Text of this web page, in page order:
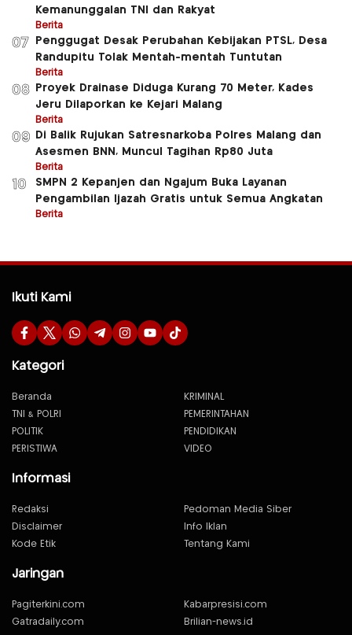
Kemanunggalan TNI dan Rakyat
Berita
07
Penggugat Desak Perubahan Kebijakan PTSL, Desa
Randupitu Tolak Mentah-mentah Tuntutan
Berita
08
Proyek Drainase Diduga Kurang 70 Meter, Kades
Jeru Dilaporkan ke Kejari Malang
Berita
09
Di Balik Rujukan Satresnarkoba Polres Malang dan
Asesmen BNN, Muncul Tagihan Rp80 Juta
Berita
10
SMPN 2 Kepanjen dan Ngajum Buka Layanan
Pengambilan Ijazah Gratis untuk Semua Angkatan
Berita
Ikuti Kami
Kategori
Beranda
KRIMINAL
TNI & POLRI
PEMERINTAHAN
POLITIK
PENDIDIKAN
PERISTIWA
VIDEO
Informasi
Redaksi
Pedoman Media Siber
Disclaimer
Info Iklan
Kode Etik
Tentang Kami
Jaringan
Pagiterkini.com
Kabarpresisi.com
Gatradaily.com
Brilian-news.id